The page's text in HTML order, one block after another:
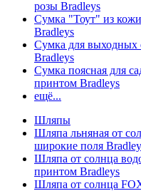
розы Bradleys
Сумка "Тоут" из
Bradleys
Сумка для выходных
Bradleys
Сумка поясная для
принтом Bradleys
ещё...
Шляпы
Шляпа льняная от
широкие поля
Шляпа от солнца
принтом Bradleys
Шляпа от солнца